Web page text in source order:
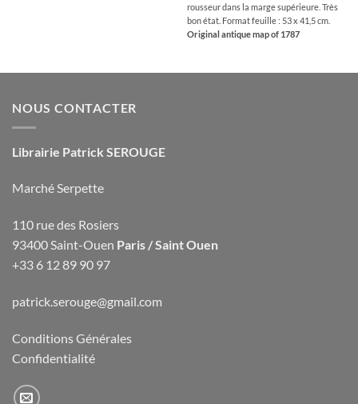
rousseur dans la marge supérieure. Très
bon état. Format feuille : 53 x 41,5 cm.
Original antique map of 1787
NOUS CONTACTER
Librairie Patrick SEROUGE
Marché Serpette
110 rue des Rosiers
93400 Saint-Ouen Paris / Saint Ouen
+33 6 12 89 90 97
patrick.serouge@gmail.com
Conditions Générales
Confidentialité